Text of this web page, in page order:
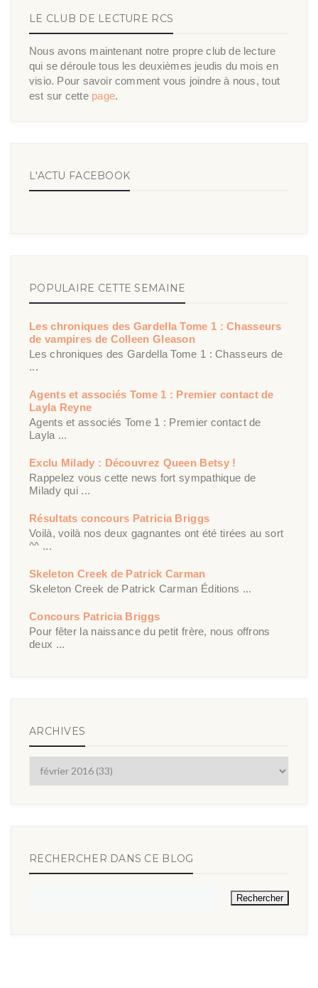
LE CLUB DE LECTURE RCS
Nous avons maintenant notre propre club de lecture
qui se déroule tous les deuxièmes jeudis du mois en
visio. Pour savoir comment vous joindre à nous, tout
est sur cette page.
L'ACTU FACEBOOK
POPULAIRE CETTE SEMAINE
Les chroniques des Gardella Tome 1 : Chasseurs
de vampires de Colleen Gleason
Les chroniques des Gardella Tome 1 : Chasseurs de
...
Agents et associés Tome 1 : Premier contact de
Layla Reyne
Agents et associés Tome 1 : Premier contact de
Layla ...
Exclu Milady : Découvrez Queen Betsy !
Rappelez vous cette news fort sympathique de
Milady qui ...
Résultats concours Patricia Briggs
Voilà, voilà nos deux gagnantes ont été tirées au sort
^^ ...
Skeleton Creek de Patrick Carman
Skeleton Creek de Patrick Carman Éditions ...
Concours Patricia Briggs
Pour fêter la naissance du petit frère, nous offrons
deux ...
ARCHIVES
RECHERCHER DANS CE BLOG